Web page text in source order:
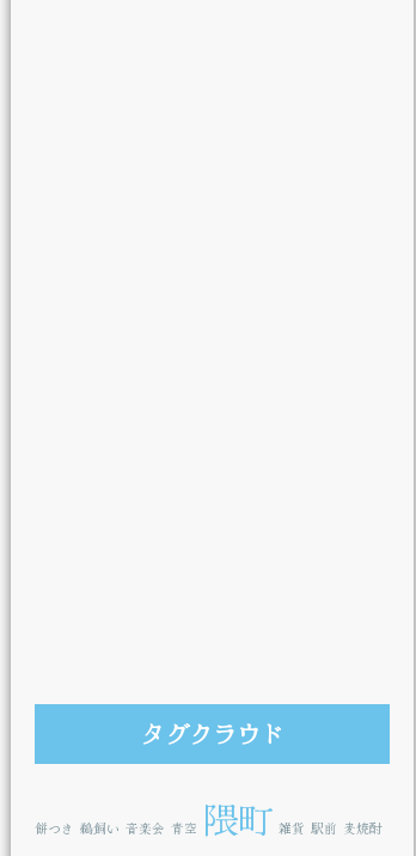
タグクラウド
餅つき 鵜飼い 音楽会 青空 隈町 雑貨 駅前 麦焼酎